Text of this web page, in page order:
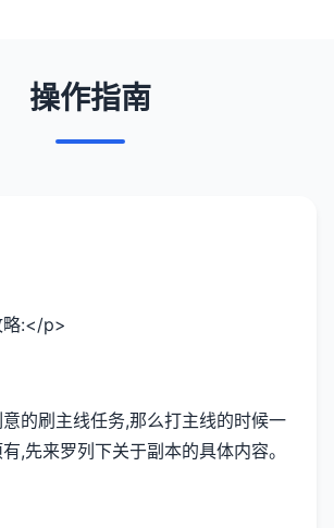
操作指南
:</p>
的刷主线任务,那么打主线的时候一
,先来罗列下关于副本的具体内容。